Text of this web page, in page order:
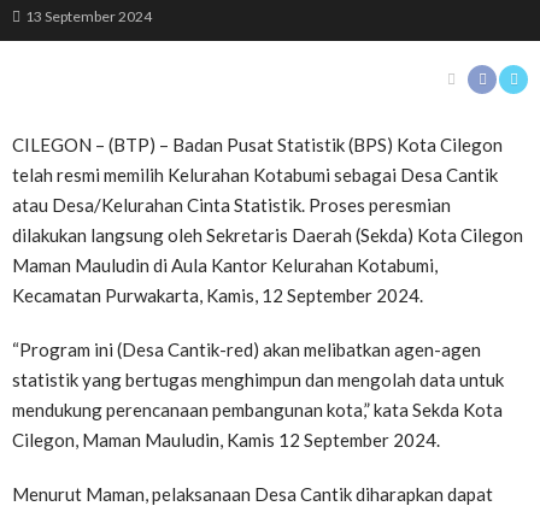
13 September 2024
CILEGON – (BTP) – Badan Pusat Statistik (BPS) Kota Cilegon
telah resmi memilih Kelurahan Kotabumi sebagai Desa Cantik
atau Desa/Kelurahan Cinta Statistik. Proses peresmian
dilakukan langsung oleh Sekretaris Daerah (Sekda) Kota Cilegon
Maman Mauludin di Aula Kantor Kelurahan Kotabumi,
Kecamatan Purwakarta, Kamis, 12 September 2024.
“Program ini (Desa Cantik-red) akan melibatkan agen-agen
statistik yang bertugas menghimpun dan mengolah data untuk
mendukung perencanaan pembangunan kota,” kata Sekda Kota
Cilegon, Maman Mauludin, Kamis 12 September 2024.
Menurut Maman, pelaksanaan Desa Cantik diharapkan dapat